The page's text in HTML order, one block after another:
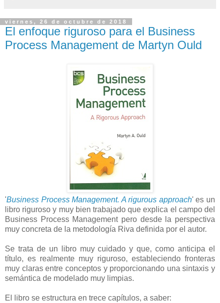
viernes, 26 de octubre de 2018
El enfoque riguroso para el Business
Process Management de Martyn Ould
'Business Process Management. A rigurous approach' es un
libro riguroso y muy bien trabajado que explica el campo del
Business Process Management pero desde la perspectiva
muy concreta de la metodología Riva definida por el autor.
Se trata de un libro muy cuidado y que, como anticipa el
título, es realmente muy riguroso, estableciendo fronteras
muy claras entre conceptos y proporcionando una sintaxis y
semántica de modelado muy limpias.
El libro se estructura en trece capítulos, a saber: